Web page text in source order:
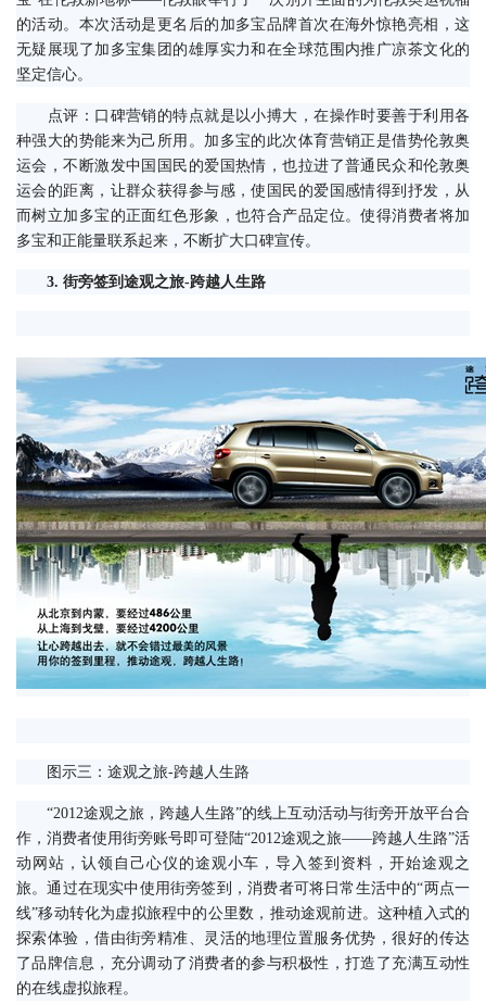
的活动。本次活动是更名后的加多宝品牌首次在海外惊艳亮相，这
无疑展现了加多宝集团的雄厚实力和在全球范围内推广凉茶文化的
坚定信心。
点评：口碑营销的特点就是以小搏大，在操作时要善于利用各
种强大的势能来为己所用。加多宝的此次体育营销正是借势伦敦奥
运会，不断激发中国国民的爱国热情，也拉进了普通民众和伦敦奥
运会的距离，让群众获得参与感，使国民的爱国感情得到抒发，从
而树立加多宝的正面红色形象，也符合产品定位。使得消费者将加
多宝和正能量联系起来，不断扩大口碑宣传。
3. 街旁签到途观之旅-跨越人生路
图示三：途观之旅-跨越人生路
“2012途观之旅，跨越人生路”的线上互动活动与街旁开放平台合
作，消费者使用街旁账号即可登陆“2012途观之旅——跨越人生路”活
动网站，认领自己心仪的途观小车，导入签到资料，开始途观之
旅。通过在现实中使用街旁签到，消费者可将日常生活中的“两点一
线”移动转化为虚拟旅程中的公里数，推动途观前进。这种植入式的
探索体验，借由街旁精准、灵活的地理位置服务优势，很好的传达
了品牌信息，充分调动了消费者的参与积极性，打造了充满互动性
的在线虚拟旅程。